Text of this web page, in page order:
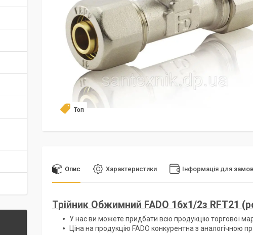
Топ
Опис Характеристики Інформація для
Трійник Обжимний FADO 16х1/2з RFT21
У нас ви можете придбати всю продукцію торгової
Ціна на продукцію FADO конкурентна з аналогічною